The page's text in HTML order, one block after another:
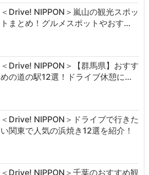
＜Drive! NIPPON＞嵐山の観光スポッ
トまとめ！グルメスポットやおす…
＜Drive! NIPPON＞【群馬県】おすす
めの道の駅12選！ドライブ休憩に…
＜Drive! NIPPON＞ドライブで行きた
い関東で人気の浜焼き12選を紹介！
＜Drive! NIPPON＞千葉のおすすめ観